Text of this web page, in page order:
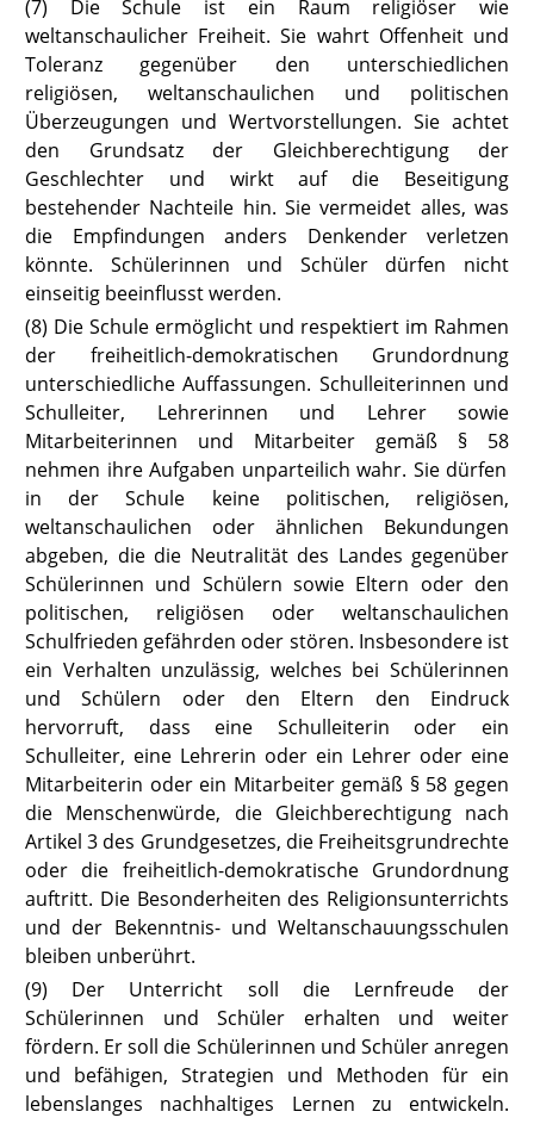
(7) Die Schule ist ein Raum religiöser wie
weltanschaulicher Freiheit. Sie wahrt Offenheit und
Toleranz gegenüber den unterschiedlichen
religiösen, weltanschaulichen und politischen
Überzeugungen und Wertvorstellungen. Sie achtet
den Grundsatz der Gleichberechtigung der
Geschlechter und wirkt auf die Beseitigung
bestehender Nachteile hin. Sie vermeidet alles, was
die Empfindungen anders Denkender verletzen
könnte. Schülerinnen und Schüler dürfen nicht
einseitig beeinflusst werden.
(8) Die Schule ermöglicht und respektiert im Rahmen
der freiheitlich-demokratischen Grundordnung
unterschiedliche Auffassungen. Schulleiterinnen und
Schulleiter, Lehrerinnen und Lehrer sowie
Mitarbeiterinnen und Mitarbeiter gemäß § 58
nehmen ihre Aufgaben unparteilich wahr. Sie dürfen
in der Schule keine politischen, religiösen,
weltanschaulichen oder ähnlichen Bekundungen
abgeben, die die Neutralität des Landes gegenüber
Schülerinnen und Schülern sowie Eltern oder den
politischen, religiösen oder weltanschaulichen
Schulfrieden gefährden oder stören. Insbesondere ist
ein Verhalten unzulässig, welches bei Schülerinnen
und Schülern oder den Eltern den Eindruck
hervorruft, dass eine Schulleiterin oder ein
Schulleiter, eine Lehrerin oder ein Lehrer oder eine
Mitarbeiterin oder ein Mitarbeiter gemäß § 58 gegen
die Menschenwürde, die Gleichberechtigung nach
Artikel 3 des Grundgesetzes, die Freiheitsgrundrechte
oder die freiheitlich-demokratische Grundordnung
auftritt. Die Besonderheiten des Religionsunterrichts
und der Bekenntnis- und Weltanschauungsschulen
bleiben unberührt.
(9) Der Unterricht soll die Lernfreude der
Schülerinnen und Schüler erhalten und weiter
fördern. Er soll die Schülerinnen und Schüler anregen
und befähigen, Strategien und Methoden für ein
lebenslanges nachhaltiges Lernen zu entwickeln.